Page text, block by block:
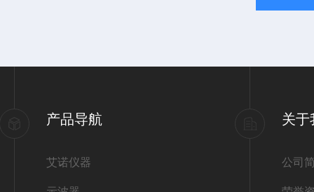
产品导航
艾诺仪器
关于
公司